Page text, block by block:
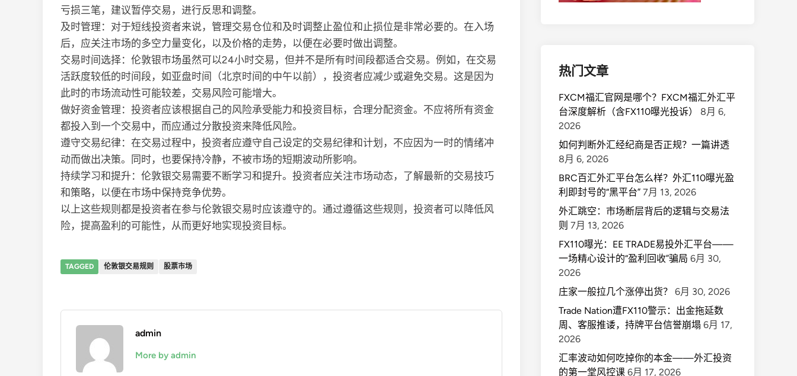
亏损三笔，建议暂停交易，进行反思和调整。
及时管理：对于短线投资者来说，管理交易仓位和及时调整止盈位和止损位是非常必要的。在入场
后，应关注市场的多空力量变化，以及价格的走势，以便在必要时做出调整。
交易时间选择：伦敦银市场虽然可以24小时交易，但并不是所有时间段都适合交易。例如，在交易
活跃度较低的时间段，如亚盘时间（北京时间的中午以前），投资者应减少或避免交易。这是因为
此时的市场流动性可能较差，交易风险可能增大。
做好资金管理：投资者应该根据自己的风险承受能力和投资目标，合理分配资金。不应将所有资金
都投入到一个交易中，而应通过分散投资来降低风险。
遵守交易纪律：在交易过程中，投资者应遵守自己设定的交易纪律和计划，不应因为一时的情绪冲
动而做出决策。同时，也要保持冷静，不被市场的短期波动所影响。
持续学习和提升：伦敦银交易需要不断学习和提升。投资者应关注市场动态，了解最新的交易技巧
和策略，以便在市场中保持竞争优势。
以上这些规则都是投资者在参与伦敦银交易时应该遵守的。通过遵循这些规则，投资者可以降低风
险，提高盈利的可能性，从而更好地实现投资目标。
TAGGED 伦敦银交易规则 股票市场
admin
More by admin
热门文章
FXCM福汇官网是哪个？FXCM福汇外汇平
台深度解析（含FX110曝光投诉）
8月 6,
2026
如何判断外汇经纪商是否正规？一篇讲透
8月 6, 2026
BRC百汇外汇平台怎么样？外汇110曝光盈
利即封号的“黑平台” 7月 13, 2026
外汇跳空：市场断层背后的逻辑与交易法
则 7月 13, 2026
FX110曝光：EE TRADE易投外汇平台——
一场精心设计的“盈利回收”骗局 6月 30,
2026
庄家一般拉几个涨停出货？
6月 30, 2026
Trade Nation遭FX110警示：出金拖延数
周、客服推诿，持牌平台信誉崩塌 6月 17,
2026
汇率波动如何吃掉你的本金——外汇投资
的第一堂风控课 6月 17, 2026